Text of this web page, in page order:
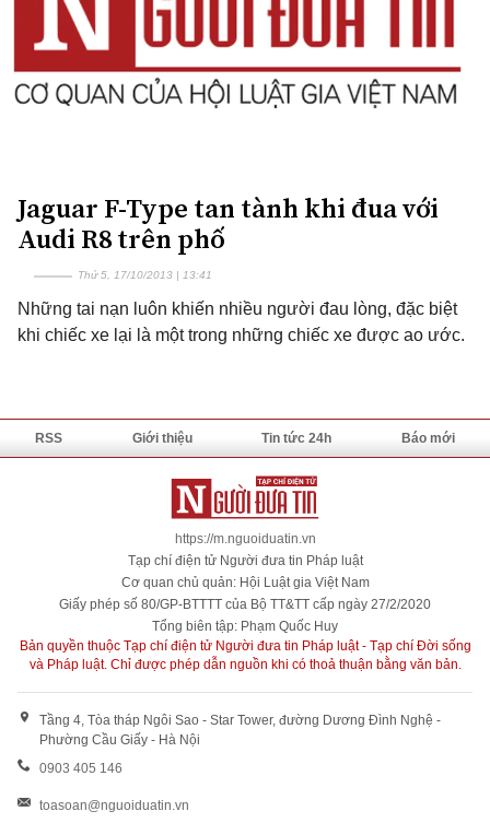
Jaguar F-Type tan tành khi đua với
Audi R8 trên phố
Thứ 5, 17/10/2013 | 13:41
Những tai nạn luôn khiến nhiều người đau lòng, đặc biệt
khi chiếc xe lại là một trong những chiếc xe được ao ước.
RSS Giới thiệu Tin tức 24h Báo mới
https://m.nguoiduatin.vn
Tạp chí điện tử Người đưa tin Pháp luật
Cơ quan chủ quản: Hội Luật gia Việt Nam
Giấy phép số 80/GP-BTTTT của Bộ TT&TT cấp ngày 27/2/2020
Tổng biên tập: Phạm Quốc Huy
Bản quyền thuộc Tạp chí điện tử Người đưa tin Pháp luật - Tạp chí Đời sống
và Pháp luật. Chỉ được phép dẫn nguồn khi có thoả thuận bằng văn bản.
Tầng 4, Tòa tháp Ngôi Sao - Star Tower, đường Dương Đình Nghệ -
Phường Cầu Giấy - Hà Nội
0903 405 146
toasoan@nguoiduatin.vn